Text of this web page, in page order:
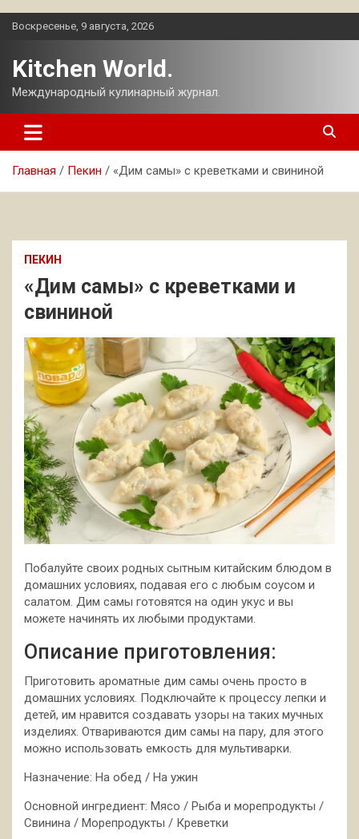
Перейти
Воскресенье, 9 августа, 2026
Kitchen World.
Международный кулинарный журнал.
Главная Пекин «Дим самы» с креветками и свининой
ПЕКИН
«Дим самы» с креветками и
свининой
Побалуйте своих родных сытным китайским блюдом в
домашних условиях, подавая его с любым соусом и
салатом. Дим самы готовятся на один укус и вы
можете начинять их любыми продуктами.
Описание приготовления:
Приготовить ароматные дим самы очень просто в
домашних условиях. Подключайте к процессу лепки и
детей, им нравится создавать узоры на таких мучных
изделиях. Отвариваются дим самы на пару, для этого
можно использовать емкость для мультиварки.
Назначение: На обед / На ужин
Основной ингредиент: Мясо / Рыба и морепродукты /
Свинина / Морепродукты / Креветки